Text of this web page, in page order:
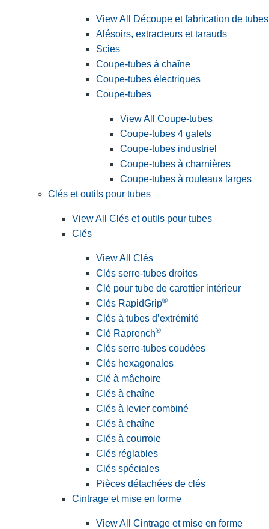
View All Découpe et fabrication de tubes
Alésoirs, extracteurs et tarauds
Scies
Coupe-tubes à chaîne
Coupe-tubes électriques
Coupe-tubes
View All Coupe-tubes
Coupe-tubes 4 galets
Coupe-tubes industriel
Coupe-tubes à charnières
Coupe-tubes à rouleaux larges
Clés et outils pour tubes
View All Clés et outils pour tubes
Clés
View All Clés
Clés serre-tubes droites
Clé pour tube de carottier intérieur
Clés RapidGrip®
Clés à tubes d’extrémité
Clé Raprench®
Clés serre-tubes coudées
Clés hexagonales
Clé à mâchoire
Clés à chaîne
Clés à levier combiné
Clés à chaîne
Clés à courroie
Clés réglables
Clés spéciales
Pièces détachées de clés
Cintrage et mise en forme
View All Cintrage et mise en forme